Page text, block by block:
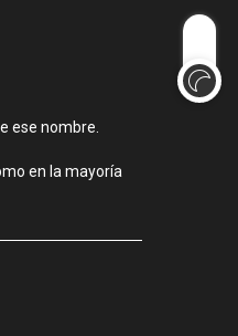
ese nombre.
en la mayoría